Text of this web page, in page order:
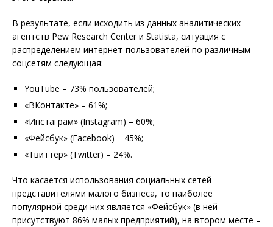
В результате, если исходить из данных аналитических
агентств Pew Research Center и Statista, ситуация с
распределением интернет-пользователей по различным
соцсетям следующая:
YouTube – 73% пользователей;
«ВКонтакте» – 61%;
«Инстаграм» (Instagram) – 60%;
«Фейсбук» (Facebook) – 45%;
«Твиттер» (Twitter) – 24%.
Что касается использования социальных сетей
представителями малого бизнеса, то наиболее
популярной среди них является «Фейсбук» (в ней
присутствуют 86% малых предприятий), на втором месте –